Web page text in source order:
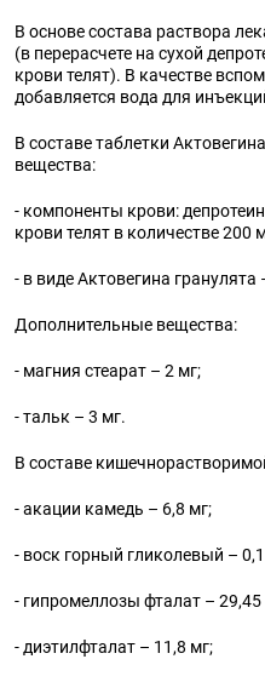
В основе состава раствора
(в перерасчете на сухой
крови телят). В качестве
добавляется вода для
В составе таблетки
вещества:
- компоненты крови:
крови телят в количестве 200
- в виде Актовегина гранулята
Дополнительные вещества:
- магния стеарат – 2 мг;
- тальк – 3 мг.
В составе
- акации камедь – 6,8 мг;
- воск горный гликолевый –
- гипромеллозы фталат – 29,45
- диэтилфталат – 11,8 мг;